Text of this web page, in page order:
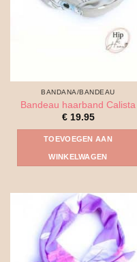
BANDANA/BANDEAU
Bandeau haarband Calista
€19.95
TOEVOEGEN AAN
WINKELWAGEN